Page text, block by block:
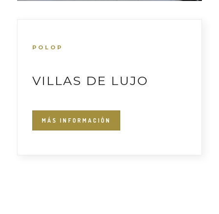
POLOP
VILLAS DE LUJO
MÁS INFORMACIÓN